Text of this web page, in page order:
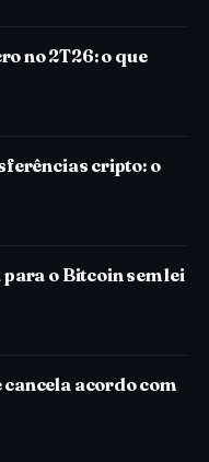
no 2T26: o que
cripto: o
o Bitcoin sem lei
acordo com